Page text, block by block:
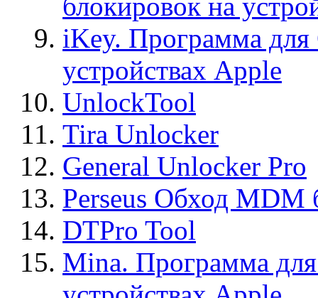
iKey. Программа для
устройствах Apple
UnlockTool
Tira Unlocker
General Unlocker Pro
Perseus Обход MDM
DTPro Tool
Mina. Программа